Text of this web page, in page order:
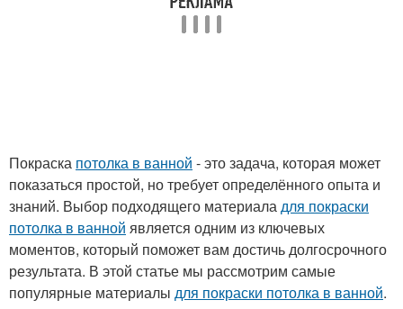
Покраска потолка в ванной - это задача, которая может
показаться простой, но требует определённого опыта и
знаний. Выбор подходящего материаладля покраски
потолка в ванной является одним из ключевых
моментов, который поможет вам достичь долгосрочного
результата. В этой статье мы рассмотрим самые
популярные материалы для покраски потолка в ванной.